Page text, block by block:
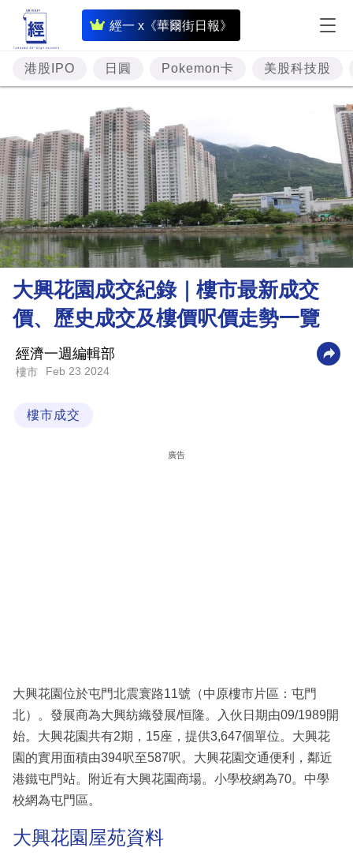
經一 x《華爾街日報》
即
時
財
經
專
題
投
資
樓
市
理
財
商
業
科
區
港股IPO 日圓 Pokemon卡 美股科技股
大興花園成交紀錄｜樓市最新成交
價、歷史成交及樓價呎價走勢一覽
經濟一週編輯部
樓市 Feb 23 2024
樓市成交
廣告
大興花園位於屯門北震寰路11號（中原樓市片區：屯門
北）。發展商為大興紡織發展/恒隆。入伙日期由09/1989開
始。大興花園共有2期，15座，提供3,647個單位。大興花
園的實用面積由394呎至587呎。大興花園交通便利，鄰近
港鐵屯門站。附近有大興花園商場。小學校網為70。中學
校網為屯門區。
大興花園屋苑資料